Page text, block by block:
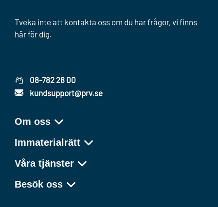
Tveka inte att kontakta oss om du har frågor, vi finns
här för dig.
08-782 28 00
kundsupport@prv.se
Om oss
Immaterialrätt
Våra tjänster
Besök oss